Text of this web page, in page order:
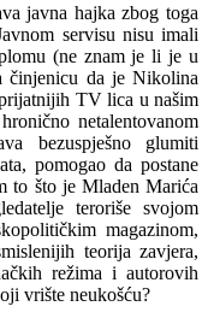
javna hajka zbog toga
servisu nisu imali
(ne znam je li je u
činjenicu da je Nikolina
TV lica u našim
netalentovanom
bezuspješno glumiti
pomogao da postane
to što je Mladen Marića
teroriše svojom
magazinom,
teorija zavjera,
režima i autorovih
vrište neukošću?